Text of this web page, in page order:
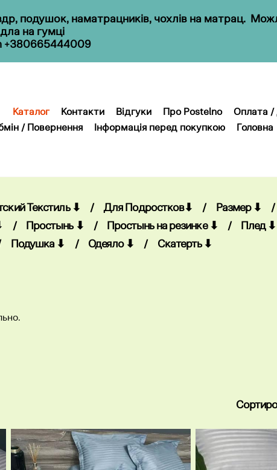
подушок, наматрацників, чохлів на матрац.
на гумці
+380665444009
Каталог Контакти Відгуки Про Postelno
Оплата /
/ Повернення
Інформація перед покупкою Головна
Каталог Контакти
/ Повернення
Інформація перед покупкою Головна
Текстиль ⬇ / Для Подростков⬇ / Размер ⬇ /
/ Простынь ⬇ / Простынь на резинке ⬇ / Плед ⬇
Подушка ⬇ / Одеяло ⬇ / Скатерть ⬇